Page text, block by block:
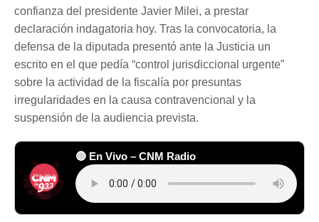
confianza del presidente Javier Milei, a prestar
declaración indagatoria hoy. Tras la convocatoria, la
defensa de la diputada presentó ante la Justicia un
escrito en el que pedía “control jurisdiccional urgente”
sobre la actividad de la fiscalía por presuntas
irregularidades en la causa contravencional y la
suspensión de la audiencia prevista.
🔴 En Vivo – CNM Radio